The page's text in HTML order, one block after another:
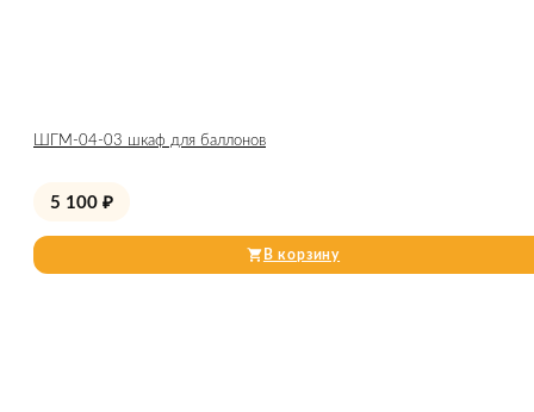
ШГМ-04-03 шкаф для баллонов
5 100 ₽
В корзину